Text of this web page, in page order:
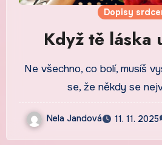
Dopisy
Když tě láska
Ne všechno, co bolí, musíš
se, že někdy se
Nela Jandová 11. 11. 2025